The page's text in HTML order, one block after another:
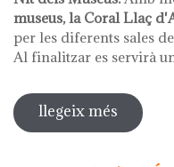
museus, la Coral Llaç
per les diferents sales
Al finalitzar es servirà
llegeix més sobre
la coral